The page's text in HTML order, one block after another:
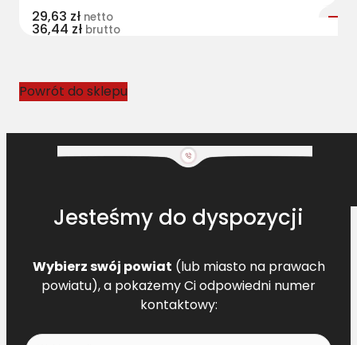
29,63 zł netto
36,44 zł brutto
Powrót do sklepu
Jesteśmy do dyspozycji
Wybierz swój powiat (lub miasto na prawach
powiatu), a pokażemy Ci odpowiedni numer
kontaktowy: